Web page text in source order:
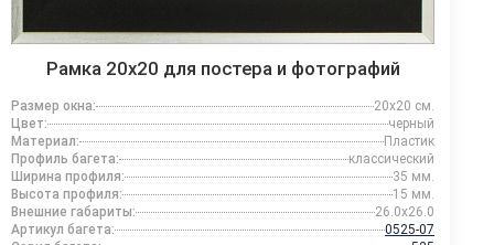
Рамка 20x20 для постера и фотографий
Размер окна:
20x20 см.
Цвет:
черный
Материал:
Пластик
Профиль багета:
классический
Ширина профиля:
35 мм.
Высота профиля:
15 мм.
Внешние габариты:
26.0x26.0
Артикул багета:
0525-07